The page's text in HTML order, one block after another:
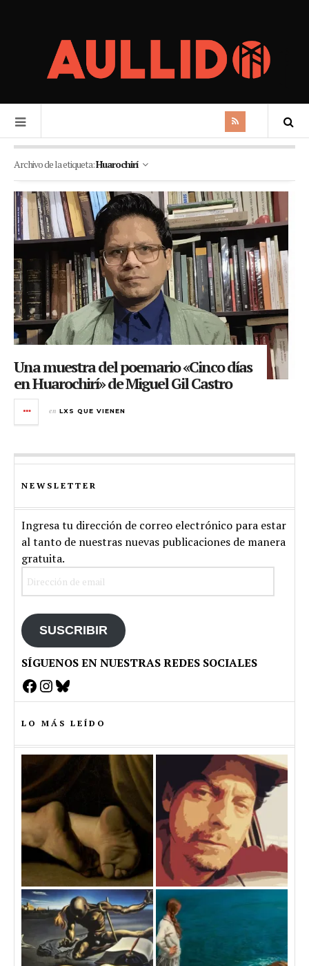
Archivo de la etiqueta:Huarochirí
Una muestra del poemario «Cinco días
en Huarochirí» de Miguel Gil Castro
en LXS QUE VIENEN
NEWSLETTER
Ingresa tu dirección de correo electrónico para estar
al tanto de nuestras nuevas publicaciones de manera
gratuita.
SUSCRIBIR
SÍGUENOS EN NUESTRAS REDES SOCIALES
Facebook
Instagram
Bluesky
LO MÁS LEÍDO